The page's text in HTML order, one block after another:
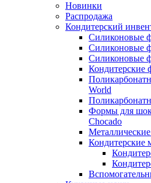
Новинки
Распродажа
Кондитерский
Силиконовые
Силиконовые
Силиконовые
Кондитерские
World
Формы для
Chocado
Кондитерские